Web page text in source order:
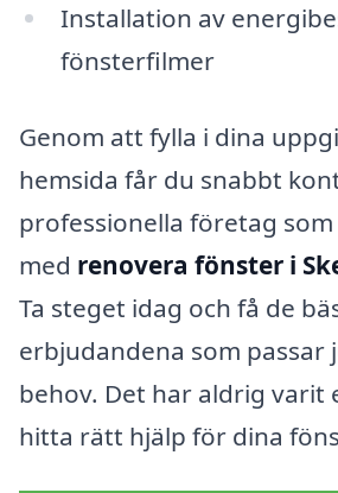
Installation av
fönsterfilmer
Genom att fylla i dina
hemsida får du snabbt
professionella företag
med renovera fönster i
Ta steget idag och få de
erbjudandena som passar
behov. Det har aldrig varit
hitta rätt hjälp för dina